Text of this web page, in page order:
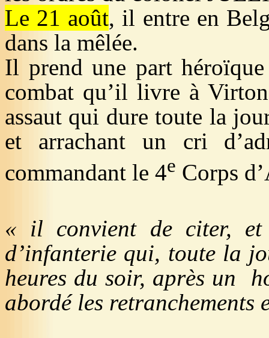
Le 21 août, il entre en
dans la mêlée.
Il prend une part
combat qu’il livre à
assaut qui dure toute la
et arrachant un cri
commandant le 4e Corps
« il convient de citer,
d’infanterie qui, toute la
heures du soir, après un
abordé les retranchements